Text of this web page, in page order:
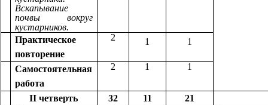
Вскапывание
почвы вокруг
кустарников.
Практическое
повторение
2 1 1
Самостоятельная
работа
2 1 1
II четверть 32 11
21